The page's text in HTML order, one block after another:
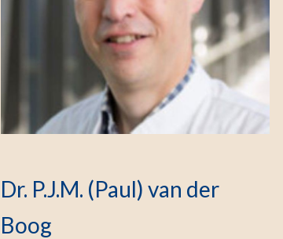
Dr. P.J.M. (Paul) van der
Boog